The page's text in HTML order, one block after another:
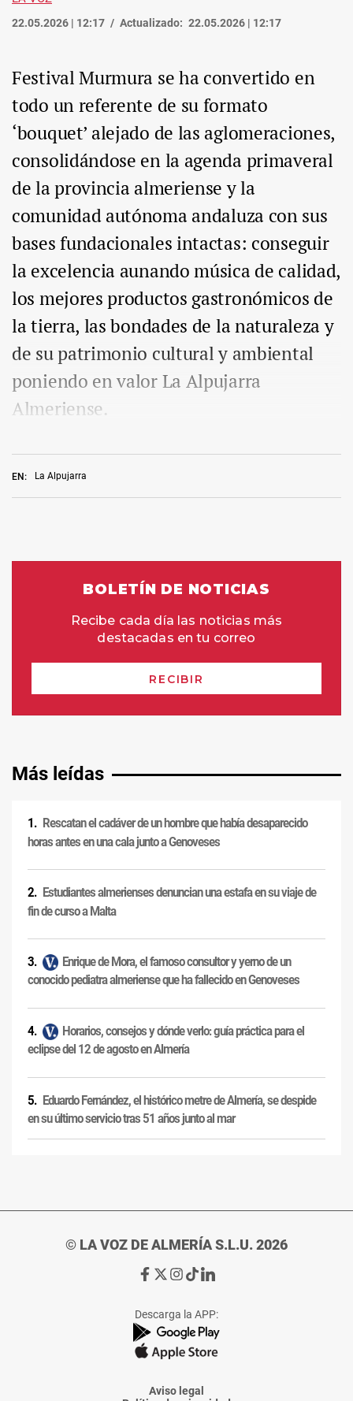
22.05.2026 | 12:17 Actualizado: 22.05.2026 | 12:17
EN: La Alpujarra
Festival Murmura se ha convertido en
todo un referente de su formato
‘bouquet’ alejado de las aglomeraciones,
consolidándose en la agenda primaveral
de la provincia almeriense y la
comunidad autónoma andaluza con sus
bases fundacionales intactas: conseguir
la excelencia aunando música de calidad,
los mejores productos gastronómicos de
la tierra, las bondades de la naturaleza y
de su patrimonio cultural y ambiental
poniendo en valor La Alpujarra
Almeriense.
Más leídas
Rescatan el cadáver de un hombre que había desaparecido
horas antes en una cala junto a Genoveses
Estudiantes almerienses denuncian una estafa en su viaje de
fin de curso a Malta
Enrique de Mora, el famoso consultor y yerno de un
conocido pediatra almeriense que ha fallecido en Genoveses
Horarios, consejos y dónde verlo: guía práctica para el
eclipse del 12 de agosto en Almería
Eduardo Fernández, el histórico metre de Almería, se despide
en su último servicio tras 51 años junto al mar
© LA VOZ DE ALMERÍA S.L.U. 2026
Ir
de
La
Voz
Almería
Ir
de
La
Voz
Almería
Ir
de
La
Voz
Almería
Ir
de
La
Voz
Almería
Ir
de
La
Voz
Descarga la APP:
Aviso legal